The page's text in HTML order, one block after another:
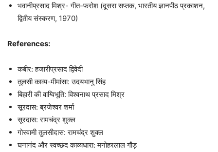
भवानीप्रसाद मिश्र- गीत-फरोश (दूसरा सप्तक, भारतीय ज्ञानपीठ प्रकाशन,
द्वितीय संस्करण, 1970)
References:
कबीर: हजारीप्रसाद द्विवेदी
तुलसी काव्य-मीमांसा: उदयभानु सिंह
बिहारी की वाग्विभूति: विश्वनाथ प्रसाद मिश्र
सूरदास: ब्रजेश्वर शर्मा
सूरदास: रामचंद्र शुक्ल
गोस्वामी तुलसीदास: रामचंद्र शुक्ल
घनानंद और स्वच्छंद काव्यधारा: मनोहरलाल गौड़